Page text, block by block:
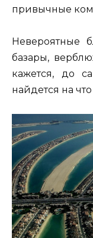
привычные
Невероятные
базары,
кажется, до
найдется на